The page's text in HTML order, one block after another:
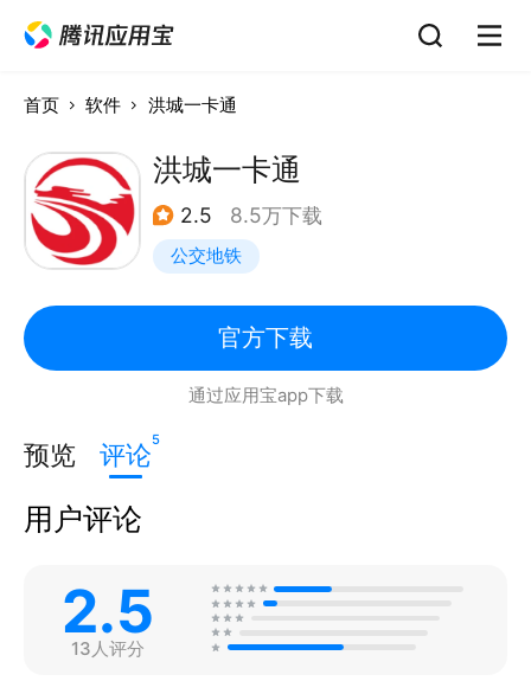
首页 软件 洪城一卡通
洪城一卡通
2.5 8.5万下载
公交地铁
官方下载
通过应用宝app下载
预览 评论5
用户评论
2.5
13人评分